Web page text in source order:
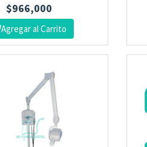
$966,000
Agregar al Carrito